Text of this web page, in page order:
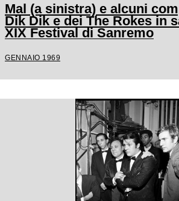
Mal (a sinistra) e alcuni
Dik Dik e dei The Rokes in
XIX Festival di Sanremo
GENNAIO 1969